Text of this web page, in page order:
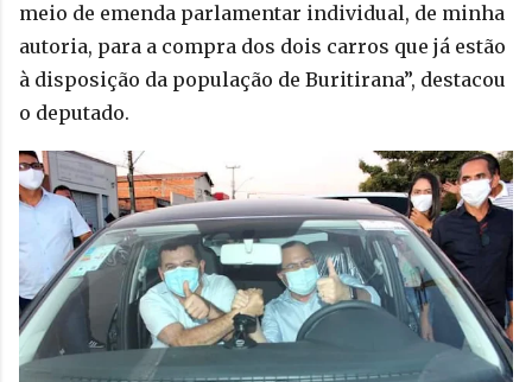
meio de emenda parlamentar individual, de minha
autoria, para a compra dos dois carros que já estão
à disposição da população de Buritirana”, destacou
o deputado.